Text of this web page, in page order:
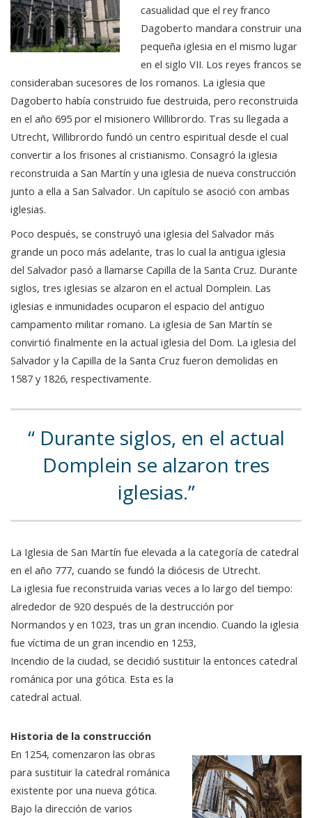
casualidad que el rey franco
Dagoberto mandara construir una
pequeña iglesia en el mismo lugar
en el siglo VII. Los reyes francos se
consideraban sucesores de los romanos. La iglesia que
Dagoberto había construido fue destruida, pero reconstruida
en el año 695 por el misionero Willibrordo. Tras su llegada a
Utrecht, Willibrordo fundó un centro espiritual desde el cual
convertir a los frisones al cristianismo. Consagró la iglesia
reconstruida a San Martín y una iglesia de nueva construcción
junto a ella a San Salvador. Un capítulo se asoció con ambas
iglesias.
Poco después, se construyó una iglesia del Salvador más
grande un poco más adelante, tras lo cual la antigua iglesia
del Salvador pasó a llamarse Capilla de la Santa Cruz. Durante
siglos, tres iglesias se alzaron en el actual Domplein. Las
iglesias e inmunidades ocuparon el espacio del antiguo
campamento militar romano. La iglesia de San Martín se
convirtió finalmente en la actual iglesia del Dom. La iglesia del
Salvador y la Capilla de la Santa Cruz fueron demolidas en
1587 y 1826, respectivamente.
Durante siglos, en el actual
Domplein se alzaron tres
iglesias.
La Iglesia de San Martín fue elevada a la categoría de catedral
en el año 777, cuando se fundó la diócesis de Utrecht.
La iglesia fue reconstruida varias veces a lo largo del tiempo:
alrededor de 920 después de la destrucción por
Normandos y en 1023, tras un gran incendio. Cuando la iglesia
fue víctima de un gran incendio en 1253,
Incendio de la ciudad, se decidió sustituir la entonces catedral
románica por una gótica. Esta es la
catedral actual.
Historia de la construcción
En 1254, comenzaron las obras
para sustituir la catedral románica
existente por una nueva gótica.
Bajo la dirección de varios